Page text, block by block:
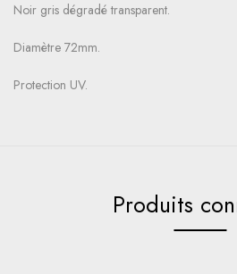
Noir gris dégradé transparent.
Diamètre 72mm.
Protection UV.
Produits